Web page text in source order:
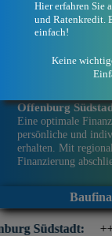
Offenburg
Eine optimale
persönliche und
erhalten. Mit
Finanzierung
+++ Interesse
Hier erfahren Sie
und Ratenkredit.
einfach!
Keine